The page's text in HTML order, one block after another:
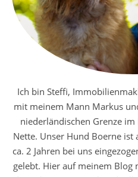
Ich bin Steffi,
mit meinem Mann Markus
niederländischen Grenze
Nette. Unser Hund Boerne
ca. 2 Jahren bei uns
gelebt. Hier auf meinem Blog